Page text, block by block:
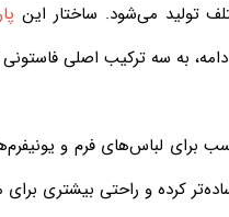
تولید می‌شود. ساختار این
به سه ترکیب اصلی
خود، گزینه‌ای مناسب برای لباس‌های
کرده و راحتی بیشتری